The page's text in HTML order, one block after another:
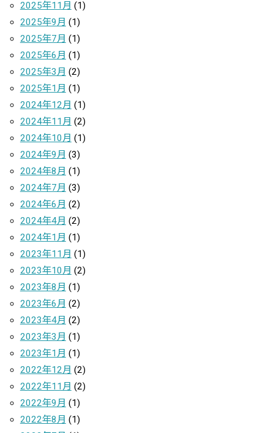
2025年11月 (1)
2025年9月 (1)
2025年7月 (1)
2025年6月 (1)
2025年3月 (2)
2025年1月 (1)
2024年12月 (1)
2024年11月 (2)
2024年10月 (1)
2024年9月 (3)
2024年8月 (1)
2024年7月 (3)
2024年6月 (2)
2024年4月 (2)
2024年1月 (1)
2023年11月 (1)
2023年10月 (2)
2023年8月 (1)
2023年6月 (2)
2023年4月 (2)
2023年3月 (1)
2023年1月 (1)
2022年12月 (2)
2022年11月 (2)
2022年9月 (1)
2022年8月 (1)